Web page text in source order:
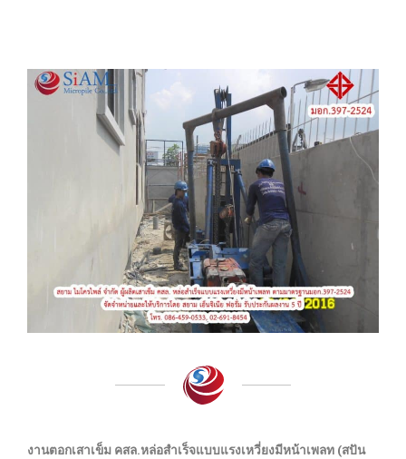
งานตอกเสาเข็ม คสล.หล่อสำเร็จแบบแรงเหวี่ยงมีหน้าเพลท (สปัน